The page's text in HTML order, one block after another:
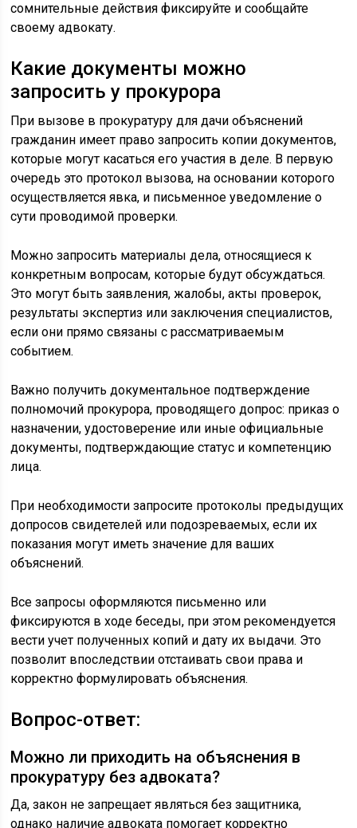
сомнительные действия фиксируйте и сообщайте
своему адвокату.
Какие документы можно
запросить у прокурора
При вызове в прокуратуру для дачи объяснений
гражданин имеет право запросить копии документов,
которые могут касаться его участия в деле. В первую
очередь это протокол вызова, на основании которого
осуществляется явка, и письменное уведомление о
сути проводимой проверки.
Можно запросить материалы дела, относящиеся к
конкретным вопросам, которые будут обсуждаться.
Это могут быть заявления, жалобы, акты проверок,
результаты экспертиз или заключения специалистов,
если они прямо связаны с рассматриваемым
событием.
Важно получить документальное подтверждение
полномочий прокурора, проводящего допрос: приказ о
назначении, удостоверение или иные официальные
документы, подтверждающие статус и компетенцию
лица.
При необходимости запросите протоколы предыдущих
допросов свидетелей или подозреваемых, если их
показания могут иметь значение для ваших
объяснений.
Все запросы оформляются письменно или
фиксируются в ходе беседы, при этом рекомендуется
вести учет полученных копий и дату их выдачи. Это
позволит впоследствии отстаивать свои права и
корректно формулировать объяснения.
Вопрос-ответ:
Можно ли приходить на объяснения в
прокуратуру без адвоката?
Да, закон не запрещает являться без защитника,
однако наличие адвоката помогает корректно